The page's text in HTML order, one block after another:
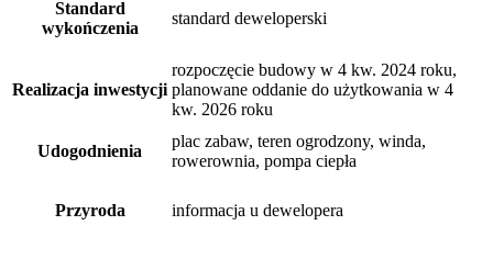
Standard
wykończenia
standard deweloperski
Realizacja inwestycji
rozpoczęcie budowy w 4 kw. 2024 roku,
planowane oddanie do użytkowania w 4
kw. 2026 roku
Udogodnienia
plac zabaw, teren ogrodzony, winda,
rowerownia, pompa ciepła
Przyroda informacja u dewelopera